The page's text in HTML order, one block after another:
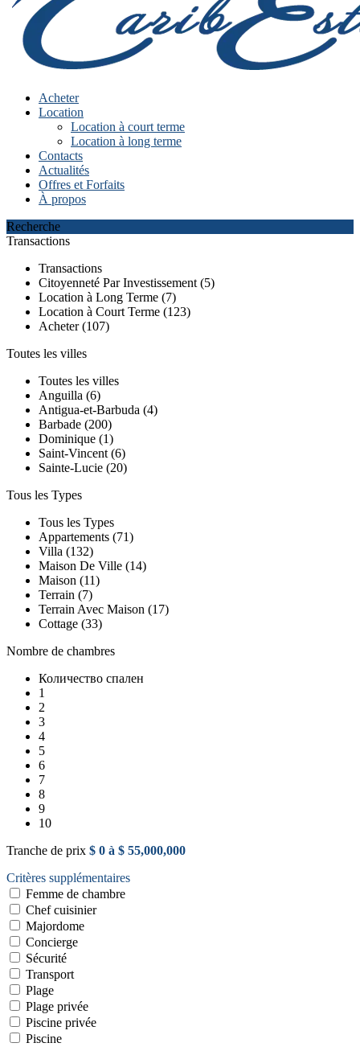
Acheter
Location
Location à court terme
Location à long terme
Contacts
Actualités
Offres et Forfaits
À propos
Recherche
Transactions
Transactions
Сitoyenneté Par Investissement (5)
Location à Long Terme (7)
Location à Court Terme (123)
Acheter (107)
Toutes les villes
Toutes les villes
Anguilla (6)
Antigua-et-Barbuda (4)
Barbade (200)
Dominique (1)
Saint-Vincent (6)
Sainte-Lucie (20)
Tous les Types
Tous les Types
Appartements (71)
Villa (132)
Maison De Ville (14)
Maison (11)
Terrain (7)
Terrain Avec Maison (17)
Cottage (33)
Nombre de chambres
Количество спален
1
2
3
4
5
6
7
8
9
10
Tranche de prix $ 0 à $ 55,000,000
Critères supplémentaires
Femme de chambre
Chef cuisinier
Majordome
Concierge
Sécurité
Transport
Plage
Plage privée
Piscine privée
Piscine